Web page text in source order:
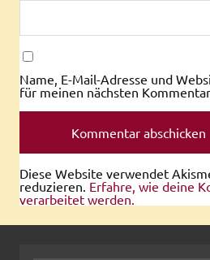
Name, E-Mail-Adresse und
für meinen nächsten
Diese Website verwendet
reduzieren. Erfahre, wie deine
verarbeitet werden.